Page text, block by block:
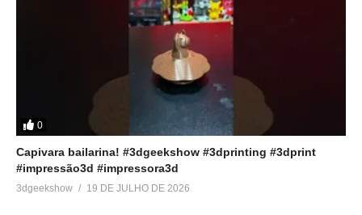
0
Capivara bailarina! #3dgeekshow #3dprinting #3dprint
#impressão3d #impressora3d
3dgeekshow 19 DE JULHO DE 2026